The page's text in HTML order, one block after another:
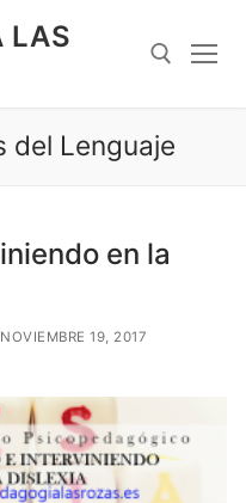
LAS
del Lenguaje
en la
NOVIEMBRE 19, 2017